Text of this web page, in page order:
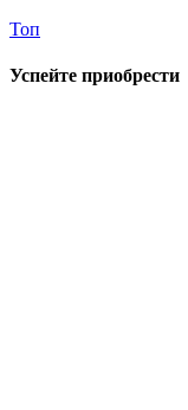
Топ
Успейте приобрести